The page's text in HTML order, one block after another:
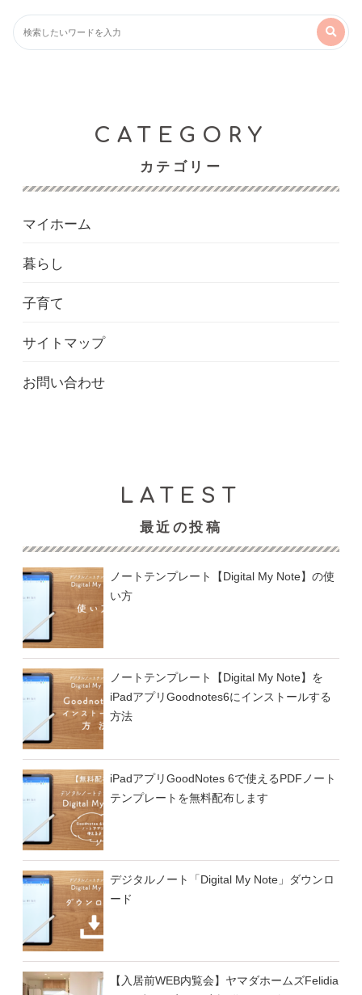
カテゴリー
マイホーム
暮らし
子育て
サイトマップ
お問い合わせ
最近の投稿
ノートテンプレート【Digital My Note】の使
い方
ノートテンプレート【Digital My Note】を
iPadアプリGoodnotes6にインストールする
方法
iPadアプリGoodNotes 6で使えるPDFノート
テンプレートを無料配布します
デジタルノート「Digital My Note」ダウンロ
ード
【入居前WEB内覧会】ヤマダホームズFelidia